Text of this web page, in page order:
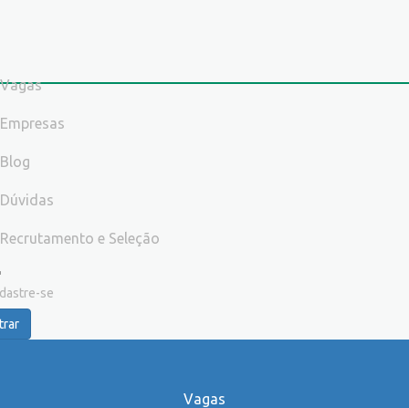
Vagas
Empresas
Blog
Dúvidas
Recrutamento e Seleção
se
Vagas